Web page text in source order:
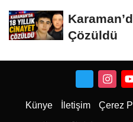
Çözüldü
Künye İletişim Çerez